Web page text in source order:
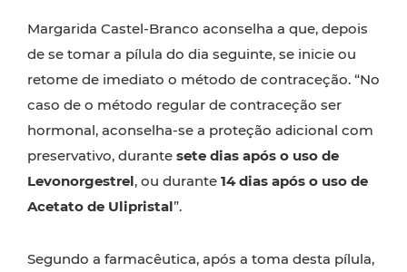
Margarida Castel-Branco aconselha a que, depois
de se tomar a pílula do dia seguinte, se inicie ou
retome de imediato o método de contraceção. “No
caso de o método regular de contraceção ser
hormonal, aconselha-se a proteção adicional com
preservativo, durante sete dias após o uso de
Levonorgestrel, ou durante 14 dias após o uso de
Acetato de Ulipristal”.
Segundo a farmacêutica, após a toma desta pílula,